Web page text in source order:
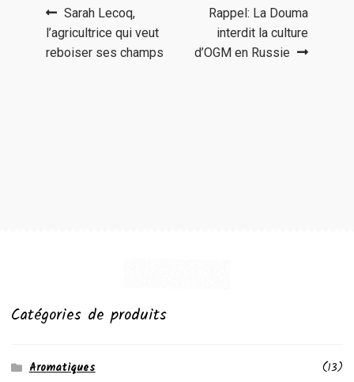
Navigation
de
Article
précédent :
Sarah Lecoq,
l’agricultrice qui veut
reboiser ses champs
Article
suivant :
Rappel: La Douma
interdit la culture
d’OGM en Russie
Catégories de produits
Aromatiques (13)